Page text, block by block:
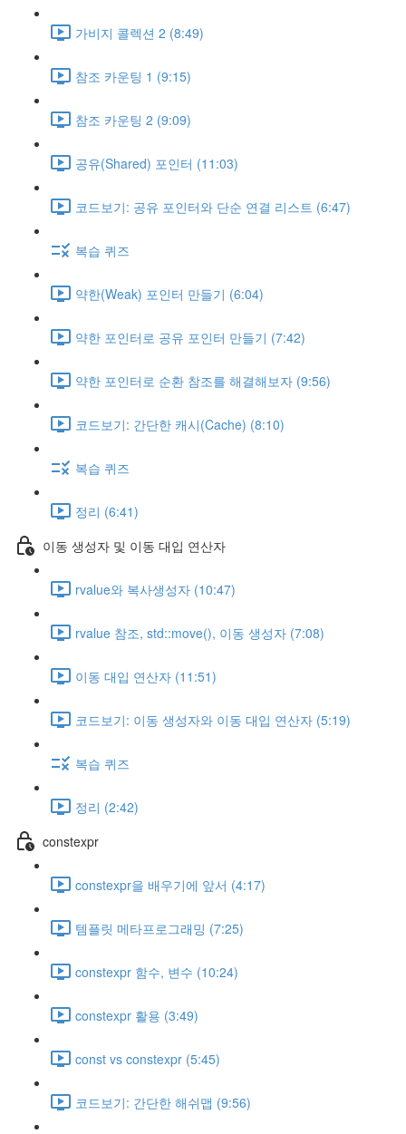
가비지 콜렉션 2 (8:49)
참조 카운팅 1 (9:15)
참조 카운팅 2 (9:09)
공유(Shared) 포인터 (11:03)
코드보기: 공유 포인터와 단순 연결 리스트 (6:47)
복습 퀴즈
약한(Weak) 포인터 만들기 (6:04)
약한 포인터로 공유 포인터 만들기 (7:42)
약한 포인터로 순환 참조를 해결해보자 (9:56)
코드보기: 간단한 캐시(Cache) (8:10)
복습 퀴즈
정리 (6:41)
이동 생성자 및 이동 대입 연산자
rvalue와 복사생성자 (10:47)
rvalue 참조, std::move(), 이동 생성자 (7:08)
이동 대입 연산자 (11:51)
코드보기: 이동 생성자와 이동 대입 연산자 (5:19)
복습 퀴즈
정리 (2:42)
constexpr
constexpr을 배우기에 앞서 (4:17)
템플릿 메타프로그래밍 (7:25)
constexpr 함수, 변수 (10:24)
constexpr 활용 (3:49)
const vs constexpr (5:45)
코드보기: 간단한 해쉬맵 (9:56)